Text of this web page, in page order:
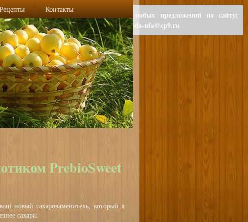
Рецепты Контакты
PrebioSweet
новый сахарозаменитель, который в
сахара.
Для любых предложений по сайту:
polzaeda-ufa@cp9.ru